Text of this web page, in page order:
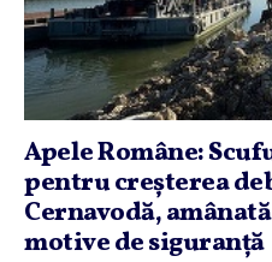
Apele Române:
pentru creşterea
Cernavodă,
motive de siguranţă